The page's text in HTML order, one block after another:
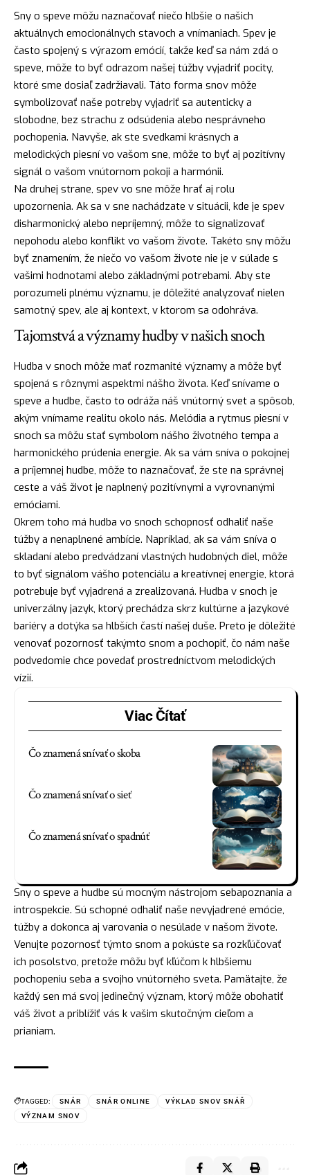
Sny o speve môžu naznačovať niečo hlbšie o našich
aktuálnych emocionálnych stavoch a vnímaniach. Spev je
často spojený s výrazom emócií, takže keď sa nám zdá o
speve, môže to byť odrazom našej túžby vyjadriť pocity,
ktoré sme dosiaľ zadržiavali. Táto forma snov môže
symbolizovať naše potreby vyjadriť sa autenticky a
slobodne, bez strachu z odsúdenia alebo nesprávneho
pochopenia. Navyše, ak ste svedkami krásnych a
melodických piesní vo vašom sne, môže to byť aj pozitívny
signál o vašom vnútornom pokoji a harmónii.
Na druhej strane, spev vo sne môže hrať aj rolu
upozornenia. Ak sa v sne nachádzate v situácii, kde je spev
disharmonický alebo nepríjemný, môže to signalizovať
nepohodu alebo konflikt vo vašom živote. Takéto sny môžu
byť znamením, že niečo vo vašom živote nie je v súlade s
vašimi hodnotami alebo základnými potrebami. Aby ste
porozumeli plnému významu, je dôležité analyzovať nielen
samotný spev, ale aj kontext, v ktorom sa odohráva.
Tajomstvá a významy hudby v našich snoch
Hudba v snoch môže mať rozmanité významy a môže byť
spojená s rôznymi aspektmi nášho života. Keď snívame o
speve a hudbe, často to odráža náš vnútorný svet a spôsob,
akým vnímame realitu okolo nás. Melódia a rytmus piesní v
snoch sa môžu stať symbolom nášho životného tempa a
harmonického prúdenia energie. Ak sa vám sníva o pokojnej
a príjemnej hudbe, môže to naznačovať, že ste na správnej
ceste a váš život je naplnený pozitívnymi a vyrovnanými
emóciami.
Okrem toho má hudba vo snoch schopnosť odhaliť naše
túžby a nenaplnené ambície. Napríklad, ak sa vám sníva o
skladaní alebo predvádzaní vlastných hudobných diel, môže
to byť signálom vášho potenciálu a kreatívnej energie, ktorá
potrebuje byť vyjadrená a zrealizovaná. Hudba v snoch je
univerzálny jazyk, ktorý prechádza skrz kultúrne a jazykové
bariéry a dotýka sa hlbších častí našej duše. Preto je dôležité
venovať pozornosť takýmto snom a pochopiť, čo nám naše
podvedomie chce povedať prostredníctvom melodických
vízií.
Viac Čítať
Čo znamená snívať o skoba
Čo znamená snívať o sieť
Čo znamená snívať o spadnúť
Sny o speve a hudbe sú mocným nástrojom sebapoznania a
introspekcie. Sú schopné odhaliť naše nevyjadrené emócie,
túžby a dokonca aj varovania o nesúlade v našom živote.
Venujte pozornosť týmto snom a pokúste sa rozkľúčovať
ich posolstvo, pretože môžu byť kľúčom k hlbšiemu
pochopeniu seba a svojho vnútorného sveta. Pamätajte, že
každý sen má svoj jedinečný význam, ktorý môže obohatiť
váš život a priblížiť vás k vašim skutočným cieľom a
prianiam.
TAGGED: SNÁR SNÁR ONLINE
VÝKLAD SNOV SNÁŘ
VÝZNAM SNOV